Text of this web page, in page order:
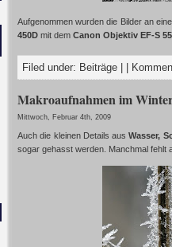
Aufgenommen wurden die Bilder an
450D mit dem Canon Objektiv EF-S
Filed under: Beiträge
Makroaufnahmen im
Mittwoch, Februar 4th, 2009
Auch die kleinen Details ausWasser,
sogar gehasst werden. Manchmal fehlt